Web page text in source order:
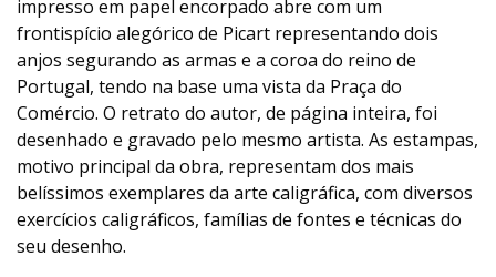
impresso em papel encorpado abre com um
frontispício alegórico de Picart representando dois
anjos segurando as armas e a coroa do reino de
Portugal, tendo na base uma vista da Praça do
Comércio. O retrato do autor, de página inteira, foi
desenhado e gravado pelo mesmo artista. As estampas,
motivo principal da obra, representam dos mais
belíssimos exemplares da arte caligráfica, com diversos
exercícios caligráficos, famílias de fontes e técnicas do
seu desenho.